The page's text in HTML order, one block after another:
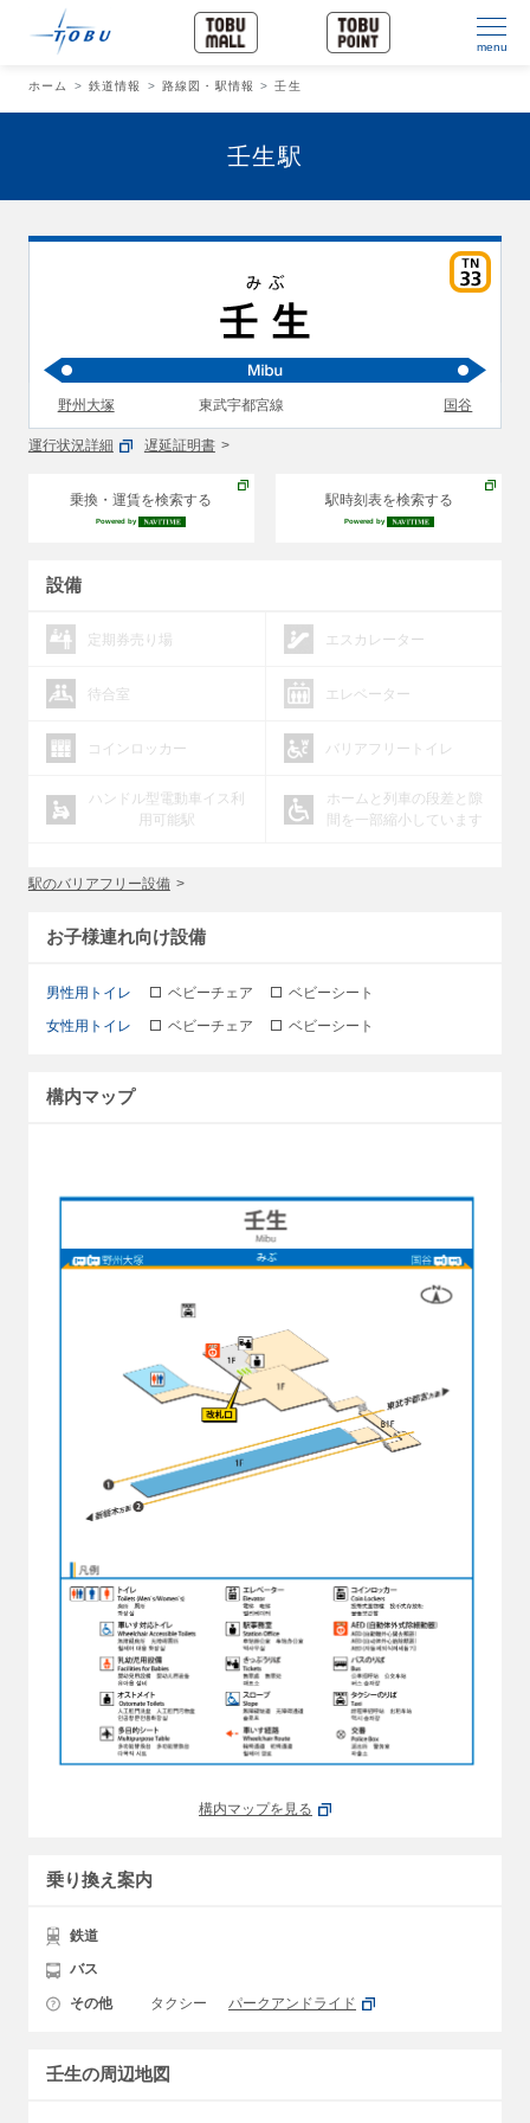
menu
ホーム 鉄道情報 路線図・駅情報 壬生
壬生駅
野州大塚 東武宇都宮線 国谷
運行状況詳細 遅延証明書
乗換・運賃を検索する
Powered by
駅時刻表を検索する
Powered by
設備
定期券売り場 エスカレーター
待合室 エレベーター
コインロッカー バリアフリートイレ
ハンドル型電動車イス利
用可能駅
ホームと列車の段差と隙
間を一部縮小しています
駅のバリアフリー設備
お子様連れ向け設備
男性用トイレ ベビーチェア
ベビーシート
女性用トイレ
ベビーチェア ベビーシート
構内マップ
構内マップを見る
乗り換え案内
鉄道
バス
その他 タクシー パークアンドライド
壬生の周辺地図